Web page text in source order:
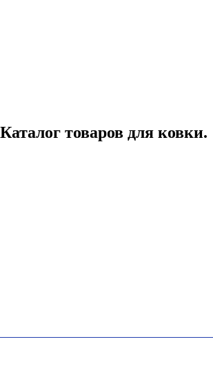
Каталог товаров для ковки.